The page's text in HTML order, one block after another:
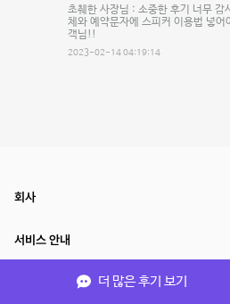
초췌한 사장님 : 소중한 후기 너무
체와 예약문자에 스피커 이용법 넣
객님!!
2023-02-14 04:19:14
더 많은 후기 보기
회사
서비스 안내